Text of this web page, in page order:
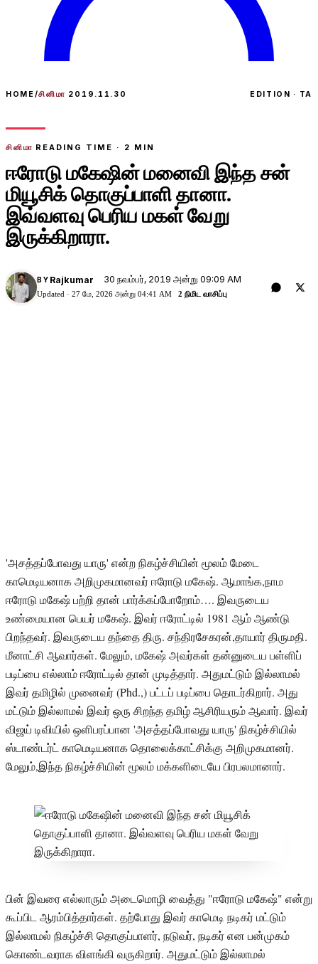
HOME/சினிமா 2019.11.30 EDITION · TA
சினிமா READING TIME · 2 MIN
ஈரோடு மகேஷின் மனைவி இந்த சன்
மியூசிக் தொகுப்பாளி தானா.
இவ்வளவு பெரிய மகள் வேறு
இருக்கிறாரா.
BY Rajkumar 30 நவம்பர், 2019 அன்று 09:09 AM
Updated · 27 மே, 2026 அன்று 04:41 AM 2 நிமிட வாசிப்பு
'அசத்தப்போவது யாரு' என்ற நிகழ்ச்சியின் மூலம் மேடை
காமெடியனாக அறிமுகமானவர் ஈரோடு மகேஷ். ஆமாங்க,நாம
ஈரோடு மகேஷ் பற்றி தான் பார்க்கப்போறோம்…. இவருடைய
உண்மையான பெயர் மகேஷ். இவர் ஈரோட்டில் 1981 ஆம் ஆண்டு
பிறந்தவர். இவருடைய தந்தை திரு. சந்திரசேகரன்,தாயார் திருமதி.
மீனாட்சி ஆவார்கள். மேலும், மகேஷ் அவர்கள் தன்னுடைய பள்ளிப்
படிப்பை எல்லாம் ஈரோட்டில் தான் முடித்தார். அதுமட்டும் இல்லாமல்
இவர் தமிழில் முனைவர் (Phd.,) பட்டப் படிப்பை தொடர்கிறார். அது
மட்டும் இல்லாமல் இவர் ஒரு சிறந்த தமிழ் ஆசிரியரும் ஆவார். இவர்
விஜய் டிவியில் ஒளிபரப்பான 'அசத்தப்போவது யாரு' நிகழ்ச்சியில்
ஸ்டாண்டர்ட் காமெடியனாக தொலைக்காட்சிக்கு அறிமுகமானர்.
மேலும்,இந்த நிகழ்ச்சியின் மூலம் மக்களிடையே பிரபலமானார்.
பின் இவரை எல்லாரும் அடைமொழி வைத்து "ஈரோடு மகேஷ்" என்று
கூப்பிட ஆரம்பித்தார்கள். தற்போது இவர் காமெடி நடிகர் மட்டும்
இல்லாமல் நிகழ்ச்சி தொகுப்பாளர், நடுவர், நடிகர் என பன்முகம்
கொண்டவராக விளங்கி வருகிறார். அதுமட்டும் இல்லாமல்